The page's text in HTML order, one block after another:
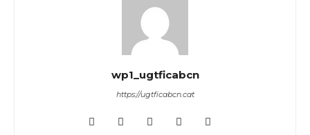
wp1_ugtficabcn
https://ugtficabcn.cat